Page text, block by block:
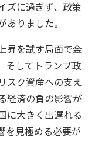
ズに過ぎず、政策
りました。
昇を試す局面で金
そしてトランプ政
スク資産への支え
経済の負の影響が
に大きく出遅れる
を見極める必要が